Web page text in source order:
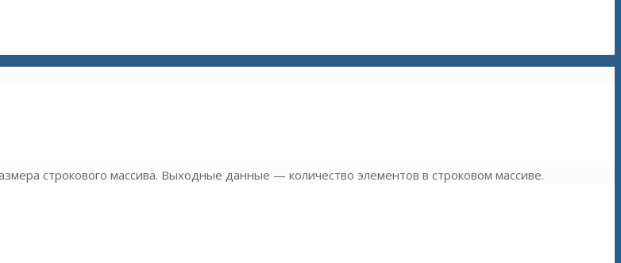
строкового массива. Выходные данные — количество элементов в строковом массиве.